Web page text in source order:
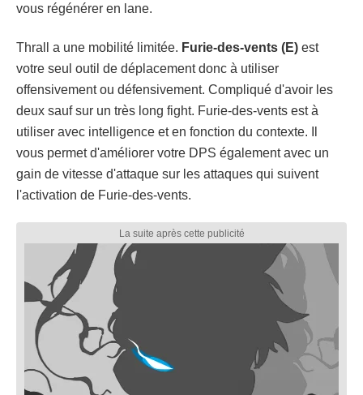
vous régénérer en lane.
Thrall a une mobilité limitée. Furie-des-vents (E) est
votre seul outil de déplacement donc à utiliser
offensivement ou défensivement. Compliqué d'avoir les
deux sauf sur un très long fight. Furie-des-vents est à
utiliser avec intelligence et en fonction du contexte. Il
vous permet d'améliorer votre DPS également avec un
gain de vitesse d'attaque sur les attaques qui suivent
l'activation de Furie-des-vents.